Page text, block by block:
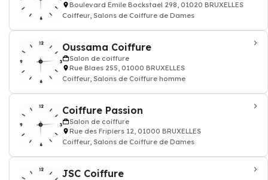
Boulevard Emile Bockstael 298, 01020 BRUXELLES
Coiffeur, Salons de Coiffure de Dames
Oussama Coiffure
Salon de coiffure
Rue Blaes 255, 01000 BRUXELLES
Coiffeur, Salons de Coiffure homme
Coiffure Passion
Salon de coiffure
Rue des Fripiers 12, 01000 BRUXELLES
Coiffeur, Salons de Coiffure de Dames
JSC Coiffure